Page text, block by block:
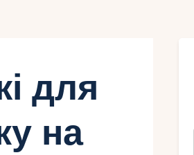
для
на